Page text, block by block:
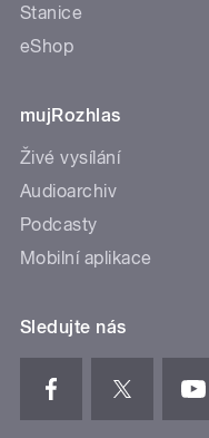
Stanice
eShop
mujRozhlas
Živé vysílání
Audioarchiv
Podcasty
Mobilní aplikace
Sledujte nás